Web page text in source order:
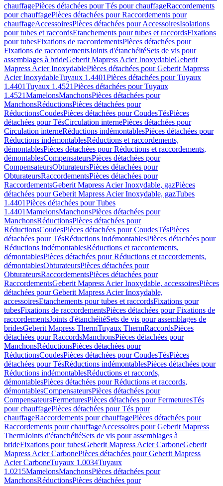
chauffagePièces détachées pour Tés pour chauffageRaccordements
pour chauffagePièces détachées pour Raccordements pour
chauffageAccessoiresPièces détachées pour AccessoiresIsolations
pour tubes et raccordsEtanchements pour tubes et raccordsFixations
pour tubesFixations de raccordementsPièces détachées pour
Fixations de raccordementsJoints d'étanchéitéSets de vis pour
assemblages à brideGeberit Mapress Acier InoxydableGeberit
Mapress Acier InoxydablePièces détachées pour Geberit Mapress
Acier InoxydableTuyaux 1.4401Pièces détachées pour Tuyaux
1.4401Tuyaux 1.4521Pièces détachées pour Tuyaux
1.4521MamelonsManchonsPièces détachées pour
ManchonsRéductionsPièces détachées pour
RéductionsCoudesPièces détachées pour CoudesTésPièces
détachées pour TésCirculation internePièces détachées pour
Circulation interneRéductions indémontablesPièces détachées pour
Réductions indémontablesRéductions et raccordements,
démontablesPièces détachées pour Réductions et raccordements,
démontablesCompensateursPièces détachées pour
CompensateursObturateursPièces détachées pour
ObturateursRaccordementsPièces détachées pour
RaccordementsGeberit Mapress Acier Inoxydable, gazPièces
détachées pour Geberit Mapress Acier Inoxydable, gazTubes
1.4401Pièces détachées pour Tubes
1.4401MamelonsManchonsPièces détachées pour
ManchonsRéductionsPièces détachées pour
RéductionsCoudesPièces détachées pour CoudesTésPièces
détachées pour TésRéductions indémontablesPièces détachées pour
Réductions indémontablesRéductions et raccordements,
démontablesPièces détachées pour Réductions et raccordements,
démontablesObturateursPièces détachées pour
ObturateursRaccordementsPièces détachées pour
RaccordementsGeberit Mapress Acier Inoxydable, accessoiresPièces
détachées pour Geberit Mapress Acier Inoxydable,
accessoiresEtanchements pour tubes et raccordsFixations pour
tubesFixations de raccordementsPièces détachées pour Fixations de
raccordementsJoints d'étanchéitéSets de vis pour assemblages de
bridesGeberit Mapress ThermTuyaux ThermRaccordsPièces
détachées pour RaccordsManchonsPièces détachées pour
ManchonsRéductionsPièces détachées pour
RéductionsCoudesPièces détachées pour CoudesTésPièces
détachées pour TésRéductions indémontablesPièces détachées pour
Réductions indémontablesRéductions et raccords,
démontablesPièces détachées pour Réductions et raccords,
démontablesCompensateursPièces détachées pour
CompensateursFermeturesPièces détachées pour FermeturesTés
pour chauffagePièces détachées pour Tés pour
chauffageRaccordements pour chauffagePièces détachées pour
Raccordements pour chauffageAccessoires pour Geberit Mapress
ThermJoints d'étanchéitéSets de vis pour assemblages à
brideFixations pour tubesGeberit Mapress Acier CarboneGeberit
Mapress Acier CarbonePièces détachées pour Geberit Mapress
Acier CarboneTuyaux 1.0034Tuyaux
1.0215MamelonsManchonsPièces détachées pour
ManchonsRéductionsPièces détachées pour